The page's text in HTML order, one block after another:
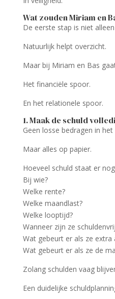
Wat zouden Miriam en
De eerste stap is niet
Natuurlijk helpt overzicht.
Maar bij Miriam en Bas
Het financiële spoor.
En het relationele spoor.
1. Maak de schuld
Geen losse bedragen in
Maar alles op papier.
Hoeveel schuld staat er
Bij wie?
Welke rente?
Welke maandlast?
Welke looptijd?
Wanneer zijn ze
Wat gebeurt er als ze extra
Wat gebeurt er als ze de
Zolang schulden vaag
Een duidelijke